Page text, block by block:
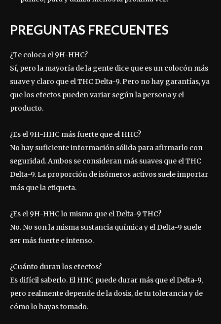
PREGUNTAS FRECUENTES
¿Te coloca el 9H-HHC?
Sí, pero la mayoría de la gente dice que es un colocón más
suave y claro que el THC Delta-9. Pero no hay garantías, ya
que los efectos pueden variar según la persona y el
producto.
¿Es el 9H-HHC más fuerte que el HHC?
No hay suficiente información sólida para afirmarlo con
seguridad. Ambos se consideran más suaves que el THC
Delta-9. La proporción de isómeros activos suele importar
más que la etiqueta.
¿Es el 9H-HHC lo mismo que el Delta-9 THC?
No. No son la misma sustancia química y el Delta-9 suele
ser más fuerte e intenso.
¿Cuánto duran los efectos?
Es difícil saberlo. El HHC puede durar más que el Delta-9,
pero realmente depende de la dosis, de tu tolerancia y de
cómo lo hayas tomado.